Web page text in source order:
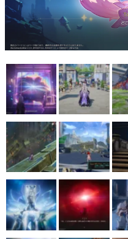
カテゴリ
マンガ
女性向け
アプリレビュー
その他
電ファミニコゲーマーとは？
運営：株式会社マレ